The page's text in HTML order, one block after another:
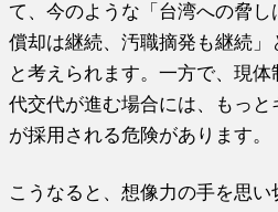
て、今のような「台湾への脅
償却は継続、汚職摘発も継続
と考えられます。一方で、現
代交代が進む場合には、もっ
が採用される危険があります。
こうなると、想像力の手を思い